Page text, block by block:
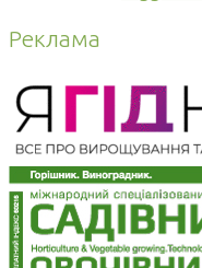
Реклама